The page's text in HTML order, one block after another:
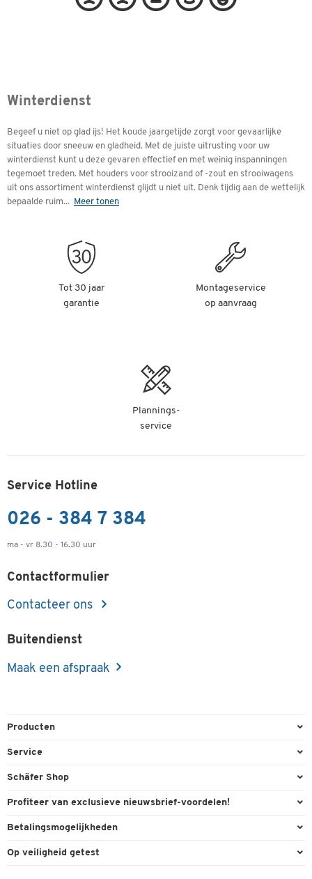
Winterdienst
Begeef u niet op glad ijs! Het koude jaargetijde zorgt voor gevaarlijke
situaties door sneeuw en gladheid. Met de juiste uitrusting voor uw
winterdienst kunt u deze gevaren effectief en met weinig inspanningen
tegemoet treden. Met houders voor strooizand of -zout en strooiwagens
uit ons assortiment winterdienst glijdt u niet uit. Denk tijdig aan de wettelijk
bepaalde ruim... Meer tonen
Tot 30 jaar
garantie
Montageservice
op aanvraag
Plannings-
service
Service Hotline
026 - 384 7 384
ma - vr 8.30 - 16.30 uur
Contactformulier
Contacteer ons
Buitendienst
Maak een afspraak
Producten
Kantoorbenodigdheden
Milieutechniek
Reiniging & hygiëne
Service
Bestelling herroepen
Inkt & Toner
Schäfer Shop
Algemene voorwaarden
Online catalogi
Profiteer van exclusieve nieuwsbrief-voordelen!
Welkomstgeschenk
Betalingsmogelijkheden
Paypal
Op veiligheid getest